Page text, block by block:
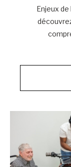
Enjeux